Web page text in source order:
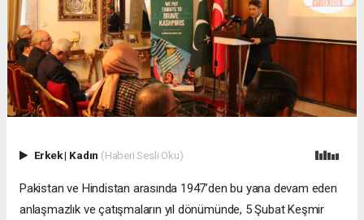
Erkek| Kadın (Haberi Sesli Oku)
Pakistan ve Hindistan arasında 1947’den bu yana devam eden
anlaşmazlık ve çatışmaların yıl dönümünde, 5 Şubat Keşmir